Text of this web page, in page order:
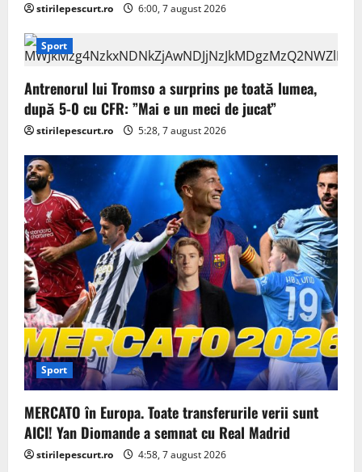
stirilepescurt.ro 6:00, 7 august 2026
Sport
Antrenorul lui Tromso a surprins pe toată lumea,
după 5-0 cu CFR: ”Mai e un meci de jucat”
stirilepescurt.ro 5:28, 7 august 2026
Sport
MERCATO în Europa. Toate transferurile verii sunt
AICI! Yan Diomande a semnat cu Real Madrid
stirilepescurt.ro 4:58, 7 august 2026